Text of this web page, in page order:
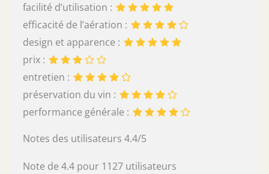
facilité d’utilisation :
efficacité de l’aération :
design et apparence :
prix :
entretien :
préservation du vin :
performance générale :
Notes des utilisateurs 4.4/5
Note de 4.4 pour 1127 utilisateurs